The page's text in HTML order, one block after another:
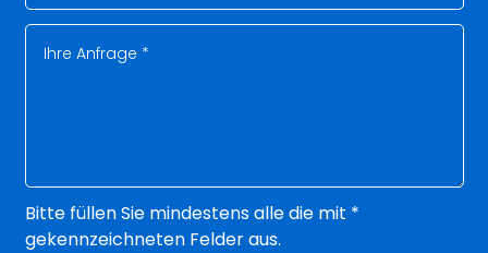
Bitte füllen Sie mindestens alle die mit *
gekennzeichneten Felder aus.